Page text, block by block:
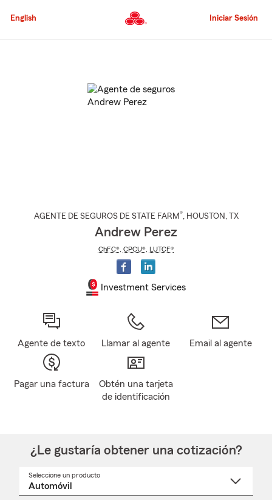
al
principal
English Iniciar Sesión
AGENTE DE SEGUROS DE STATE FARM®, HOUSTON , TX
Andrew Perez
ChFC®, CPCU®, LUTCF®
Investment Services
Agente de texto Llamar al agente Email al agente
Pagar una factura
Obtén una tarjeta
de identificación
¿Le gustaría obtener una cotización?
Seleccione un producto